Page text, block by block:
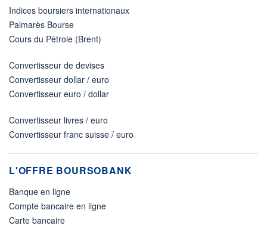
Indices boursiers internationaux
Palmarès Bourse
Cours du Pétrole (Brent)
Convertisseur de devises
Convertisseur dollar / euro
Convertisseur euro / dollar
Convertisseur livres / euro
Convertisseur franc suisse / euro
L'OFFRE BOURSOBANK
Banque en ligne
Compte bancaire en ligne
Carte bancaire